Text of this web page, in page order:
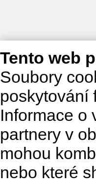
Tento web
Soubory
poskytování
Informace o
partnery v
mohou
nebo které